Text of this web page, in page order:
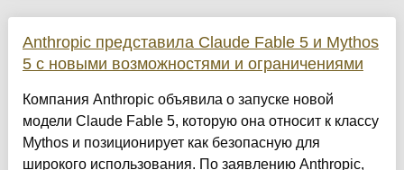
Anthropic представила Claude Fable 5 и Mythos
5 с новыми возможностями и ограничениями
Компания Anthropic объявила о запуске новой
модели Claude Fable 5, которую она относит к классу
Mythos и позиционирует как безопасную для
широкого использования. По заявлению Anthropic,